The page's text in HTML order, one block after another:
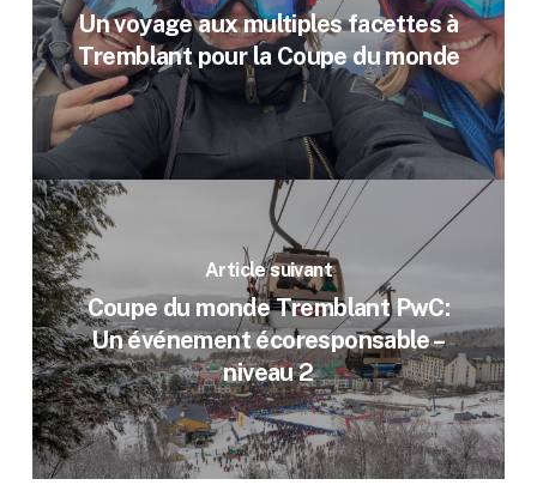
Un voyage aux multiples facettes à
Tremblant pour la Coupe du monde
Article suivant
Coupe du monde Tremblant PwC:
Un événement écoresponsable –
niveau 2